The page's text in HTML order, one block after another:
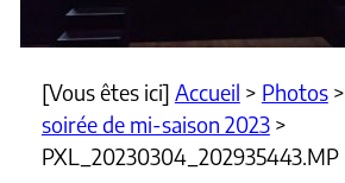
[Vous êtes ici] Accueil > Photos>
soirée de mi-saison 2023>
PXL_20230304_202935443.MP